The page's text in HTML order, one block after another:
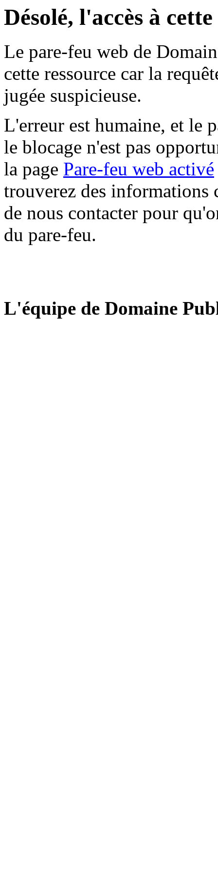
Désolé, l'accès à
Le pare-feu web de
cette ressource car la
jugée suspicieuse.
L'erreur est humaine, et le
le blocage n'est pas
la page Pare-feu web activé
trouverez des informations
de nous contacter pour
du pare-feu.
L'équipe de Domaine